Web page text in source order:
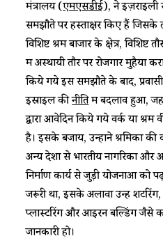
मंत्रालय (एमएसडीई), ने इज़राइली
समझौते पर हस्ताक्षर किए हैं जिसके
विशिष्ट श्रम बाजार के क्षेत्र, विशिष्ट
में अस्थायी तौर पर रोजगार मुहैया
किये गये इस समझौते के बाद,
इस्राइल कीनीतिमें बदलाव हुआ, जहां
द्वारा आवेदिन किये गये वर्क या श्रम
है। इसके बजाय, उन्होंने श्रमिकों
अन्य देशों से भारतीय नागरिकों और
निर्माण कार्य से जुड़ी योजनाओं को
जरूरी था, इसके अलावा उन्हें शटरिंग,
प्लास्टरिंग और आइरन बेंल्डिंग जैसे
जानकारी हो।